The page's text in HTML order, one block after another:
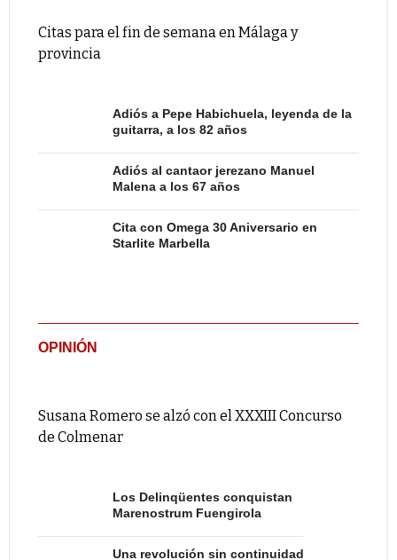
Citas para el fin de semana en Málaga y
provincia
Adiós a Pepe Habichuela, leyenda de la
guitarra, a los 82 años
Adiós al cantaor jerezano Manuel
Malena a los 67 años
Cita con Omega 30 Aniversario en
Starlite Marbella
OPINIÓN
Susana Romero se alzó con el XXXIII Concurso
de Colmenar
Los Delinqüentes conquistan
Marenostrum Fuengirola
Una revolución sin continuidad